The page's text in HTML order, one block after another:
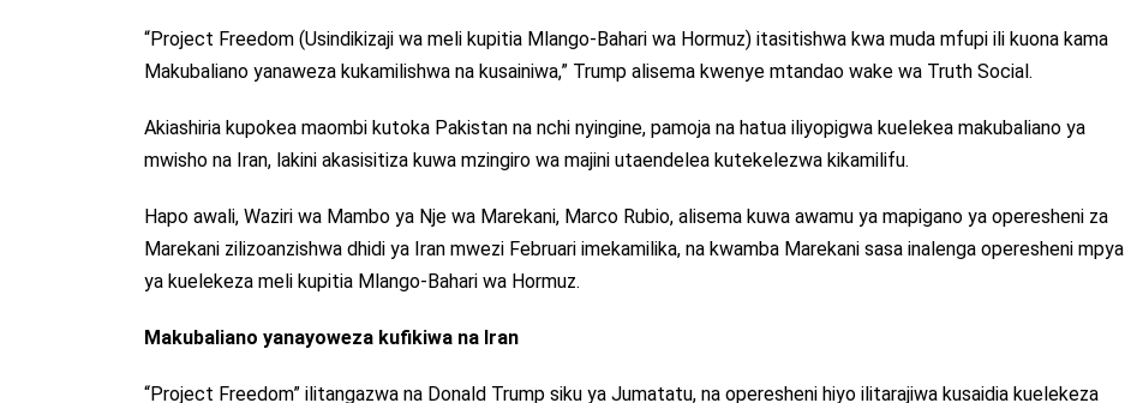
“Project Freedom (Usindikizaji wa meli kupitia Mlango-Bahari wa Hormuz) itasitishwa kwa muda mfupi ili kuona kama
Makubaliano yanaweza kukamilishwa na kusainiwa,” Trump alisema kwenye mtandao wake wa Truth Social.
Akiashiria kupokea maombi kutoka Pakistan na nchi nyingine, pamoja na hatua iliyopigwa kuelekea makubaliano ya
mwisho na Iran, lakini akasisitiza kuwa mzingiro wa majini utaendelea kutekelezwa kikamilifu.
Hapo awali, Waziri wa Mambo ya Nje wa Marekani, Marco Rubio, alisema kuwa awamu ya mapigano ya operesheni za
Marekani zilizoanzishwa dhidi ya Iran mwezi Februari imekamilika, na kwamba Marekani sasa inalenga operesheni mpya
ya kuelekeza meli kupitia Mlango-Bahari wa Hormuz.
Makubaliano yanayoweza kufikiwa na Iran
“Project Freedom” ilitangazwa na Donald Trump siku ya Jumatatu, na operesheni hiyo ilitarajiwa kusaidia kuelekeza